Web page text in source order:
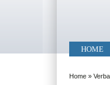
Menu principale
HOME
Tu sei qui
Home »